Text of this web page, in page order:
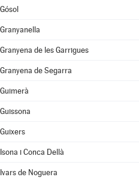
Gósol
Granyanella
Granyena de les Garrigues
Granyena de Segarra
Guimerà
Guissona
Guixers
Isona i Conca Dellà
Ivars de Noguera